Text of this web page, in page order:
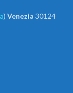
) Venezia 30124